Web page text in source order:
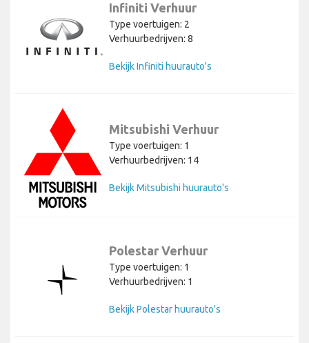
Infiniti Verhuur
Type voertuigen: 2
Verhuurbedrijven: 8
Bekijk Infiniti huurauto's
Mitsubishi Verhuur
Type voertuigen: 1
Verhuurbedrijven: 14
Bekijk Mitsubishi huurauto's
Polestar Verhuur
Type voertuigen: 1
Verhuurbedrijven: 1
Bekijk Polestar huurauto's